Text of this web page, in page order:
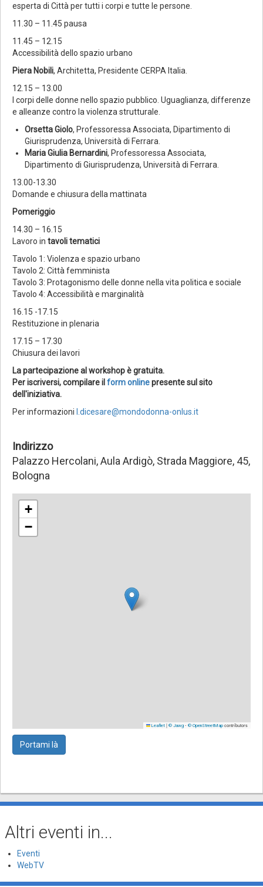
esperta di Città per tutti i corpi e tutte le persone.
11.30 – 11.45 pausa
11.45 – 12.15
Accessibilità dello spazio urbano
Piera Nobili, Architetta, Presidente CERPA Italia.
12.15 – 13.00
I corpi delle donne nello spazio pubblico. Uguaglianza, differenze
e alleanze contro la violenza strutturale.
Orsetta Giolo, Professoressa Associata, Dipartimento di
Giurisprudenza, Università di Ferrara.
Maria Giulia Bernardini, Professoressa Associata,
Dipartimento di Giurisprudenza, Università di Ferrara.
13.00-13.30
Domande e chiusura della mattinata
Pomeriggio
14.30 – 16.15
Lavoro in tavoli tematici
Tavolo 1: Violenza e spazio urbano
Tavolo 2: Città femminista
Tavolo 3: Protagonismo delle donne nella vita politica e sociale
Tavolo 4: Accessibilità e marginalità
16.15 -17.15
Restituzione in plenaria
17.15 – 17.30
Chiusura dei lavori
La partecipazione al workshop è gratuita.
Per iscriversi, compilare il form onlinepresente sul sito
dell'iniziativa.
Per informazioni
l.dicesare@mondodonna-onlus.it
Indirizzo
Palazzo Hercolani, Aula Ardigò, Strada Maggiore, 45,
Bologna
+
−
Leaflet | © Jawg - © OpenStreetMap contributors
Portami là
Altri eventi in...
Eventi
WebTV